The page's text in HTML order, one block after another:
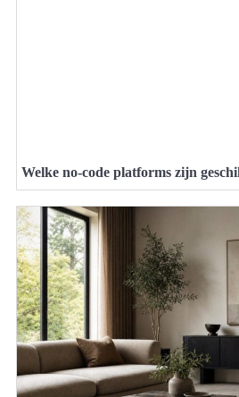
Welke no-code platforms zijn